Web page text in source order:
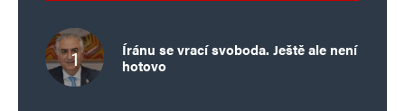
Íránu se vrací svoboda. Ještě ale není
hotovo